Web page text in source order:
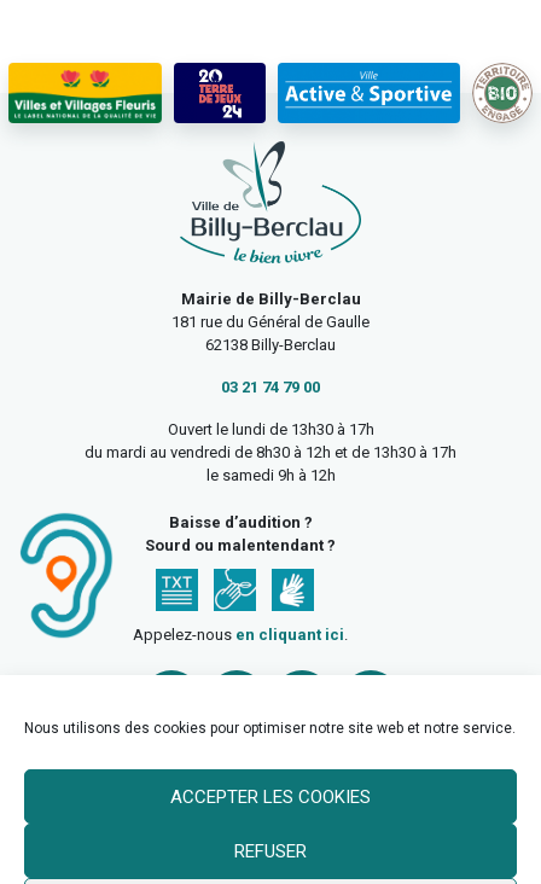
Nous utilisons des cookies pour optimiser notre site web et notre service.
ACCEPTER LES COOKIES
REFUSER
Mairie de Billy-Berclau
181 rue du Général de Gaulle
62138 Billy-Berclau
03 21 74 79 00
Ouvert le lundi de 13h30 à 17h
du mardi au vendredi de 8h30 à 12h et de 13h30 à 17h
le samedi 9h à 12h
Baisse d’audition ?
Sourd ou malentendant ?
Appelez-nous en cliquant ici